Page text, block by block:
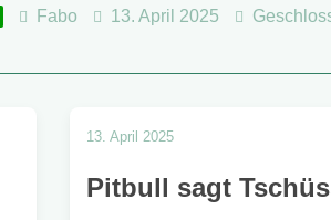
Fabo 13. April 2025
13. April 2025
Pitbull sagt